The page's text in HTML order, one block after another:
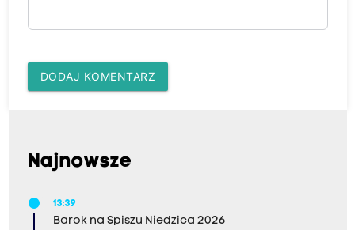
DODAJ KOMENTARZ
Najnowsze
13:39
Barok na Spiszu Niedzica 2026